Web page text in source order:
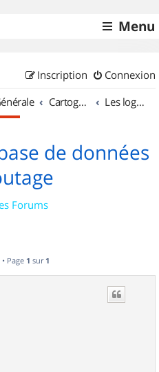
Menu
Connexion
Inscription
Cartographie et GPS Les logiciels
de données
Forums
Page 1 sur 1